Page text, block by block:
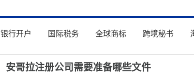
银行开户 国际税务 全球商标 跨境秘书
安哥拉注册公司需要准备哪些文件